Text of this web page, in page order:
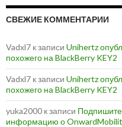
СВЕЖИЕ КОММЕНТАРИИ
Vadxl7 к записи Unihertz
похожего на BlackBerry KEY2
Vadxl7 к записи Unihertz
похожего на BlackBerry KEY2
yuka2000 к записи
информацию о